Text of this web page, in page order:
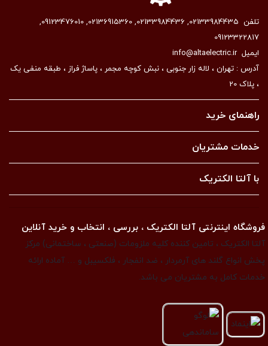
تلفن 02133984435
,
02133984436
,
02136915360
,
09123476010
,
09123322817
ایمیلinfo@altaelectric.ir
آدرس : تهران ، لاله زار جنوبی ، نبش کوچه مجمر ، پاساژ فراز ، طبقه منفی یک
، پلاک 20
راهنمای خرید
خدمات مشتریان
با آلتا الکتریک
فروشگاه اینترنتی آلتا الکتریک ، بررسی ، انتخاب و خرید آنلاین
آلتا الکتریک ، تامین کننده کلیه ملزومات (صنعتی ، ساختمانی) مرکز
پخش انواع گلند های آرمردار ، ضد انفجار ، فلکسیبل و … آماده ارائه
خدمات کامل به مشتریان می باشد.